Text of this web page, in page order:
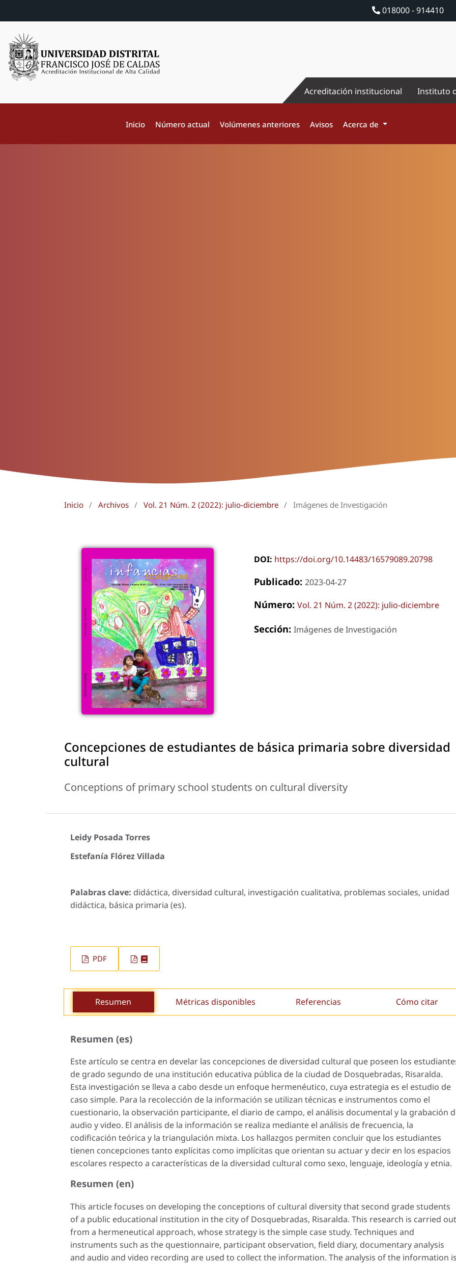
018000 - 914410
Acreditación institucional Instituto
Inicio Número actual Volúmenes anteriores Avisos Acerca de
Inicio / Archivos / Vol. 21 Núm. 2 (2022): julio-diciembre / Imágenes de Investigación
DOI: https://doi.org/10.14483/16579089.20798
Publicado: 2023-04-27
Número: Vol. 21 Núm. 2 (2022): julio-diciembre
Sección: Imágenes de Investigación
Concepciones de estudiantes de básica primaria sobre diversidad
cultural
Conceptions of primary school students on cultural diversity
Leidy Posada Torres
Estefanía Flórez Villada
Palabras clave: didáctica, diversidad cultural, investigación cualitativa, problemas sociales, unidad
didáctica, básica primaria (es).
PDF
Resumen Métricas disponibles Referencias Cómo citar
Resumen (es)
Este artículo se centra en develar las concepciones de diversidad cultural que poseen los
de grado segundo de una institución educativa pública de la ciudad de Dosquebradas, Risaralda.
Esta investigación se lleva a cabo desde un enfoque hermenéutico, cuya estrategia es el estudio de
caso simple. Para la recolección de la información se utilizan técnicas e instrumentos como el
cuestionario, la observación participante, el diario de campo, el análisis documental y la grabación
audio y video. El análisis de la información se realiza mediante el análisis de frecuencia, la
codificación teórica y la triangulación mixta. Los hallazgos permiten concluir que los estudiantes
tienen concepciones tanto explícitas como implícitas que orientan su actuar y decir en los espacios
escolares respecto a características de la diversidad cultural como sexo, lenguaje, ideología y etnia.
Resumen (en)
This article focuses on developing the conceptions of cultural diversity that second grade students
of a public educational institution in the city of Dosquebradas, Risaralda. This research is carried out
from a hermeneutical approach, whose strategy is the simple case study. Techniques and
instruments such as the questionnaire, participant observation, field diary, documentary analysis
and audio and video recording are used to collect the information. The analysis of the information is